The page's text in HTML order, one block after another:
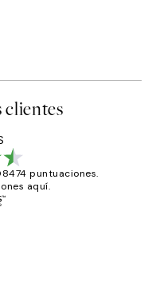
clientes
puntuaciones.
aquí.